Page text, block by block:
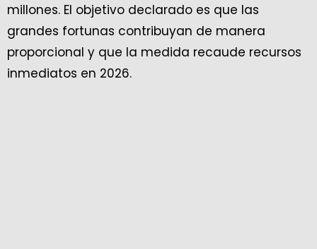
millones. El objetivo declarado es que las
grandes fortunas contribuyan de manera
proporcional y que la medida recaude recursos
inmediatos en 2026.